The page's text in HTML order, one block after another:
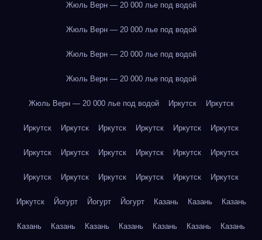
Жюль Верн — 20 000 лье под водой
Жюль Верн — 20 000 лье под водой
Жюль Верн — 20 000 лье под водой
Жюль Верн — 20 000 лье под водой
Жюль Верн — 20 000 лье под водой Иркутск Иркутск
Иркутск Иркутск Иркутск Иркутск Иркутск Иркутск
Иркутск Иркутск Иркутск Иркутск Иркутск Иркутск
Иркутск Иркутск Иркутск Иркутск Иркутск Иркутск
Иркутск Йогурт Йогурт Йогурт Казань Казань Казань
Казань Казань Казань Казань Казань Казань Казань